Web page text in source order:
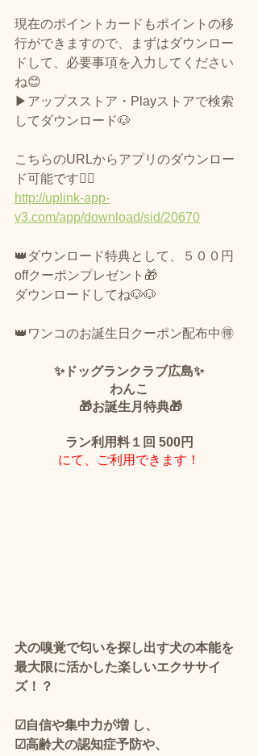
現在のポイントカードもポイントの移
行ができますので、まずはダウンロー
ドして、必要事項を入力してください
ね😊
▶アップスストア・Playストアで検索
してダウンロード🐶
こちらのURLからアプリのダウンロー
ド可能です🙆‍♀️
http://uplink-app-
v3.com/app/download/sid/20670
👑ダウンロード特典として、５００円
offクーポンプレゼント🎁
ダウンロードしてね🐶🐶
👑ワンコのお誕生日クーポン配布中🉐
✨ドッグランクラブ広島✨
わんこ
🎁お誕生月特典🎁
ラン利用料１回 500円
にて、ご利用できます！
犬の嗅覚で匂いを探し出す犬の本能を
最大限に活かした楽しいエクササイ
ズ！？
☑自信や集中力が増 し、
☑高齢犬の認知症予防や、